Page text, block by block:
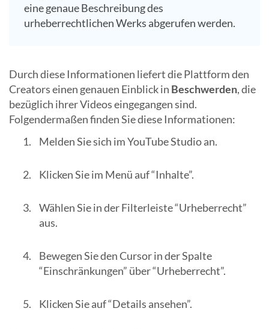
eine genaue Beschreibung des
urheberrechtlichen Werks abgerufen werden.
Durch diese Informationen liefert die Plattform den
Creators einen genauen Einblick in Beschwerden, die
bezüglich ihrer Videos eingegangen sind.
Folgendermaßen finden Sie diese Informationen:
Melden Sie sich im YouTube Studio an.
Klicken Sie im Menü auf “Inhalte”.
Wählen Sie in der Filterleiste “Urheberrecht”
aus.
Bewegen Sie den Cursor in der Spalte
“Einschränkungen” über “Urheberrecht”.
Klicken Sie auf “Details ansehen”.